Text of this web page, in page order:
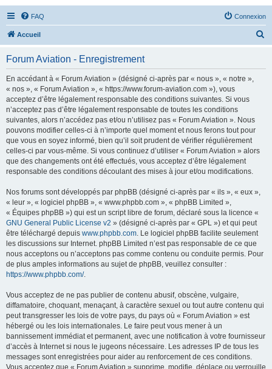
FAQ Connexion
Accueil
Forum Aviation - Enregistrement
En accédant à « Forum Aviation » (désigné ci-après par « nous », « notre »,
« nos », « Forum Aviation », « https://www.forum-aviation.com »), vous
acceptez d’être légalement responsable des conditions suivantes. Si vous
n’acceptez pas d’être légalement responsable de toutes les conditions
suivantes, alors n’accédez pas et/ou n’utilisez pas « Forum Aviation ». Nous
pouvons modifier celles-ci à n’importe quel moment et nous ferons tout pour
que vous en soyez informé, bien qu’il soit prudent de vérifier régulièrement
celles-ci par vous-même. Si vous continuez d’utiliser « Forum Aviation » alors
que des changements ont été effectués, vous acceptez d’être légalement
responsable des conditions découlant des mises à jour et/ou modifications.
Nos forums sont développés par phpBB (désigné ci-après par « ils », « eux »,
« leur », « logiciel phpBB », « www.phpbb.com », « phpBB Limited »,
« Équipes phpBB ») qui est un script libre de forum, déclaré sous la licence «
GNU General Public License v2 » (désigné ci-après par « GPL ») et qui peut
être téléchargé depuis www.phpbb.com. Le logiciel phpBB facilite seulement
les discussions sur Internet. phpBB Limited n’est pas responsable de ce que
nous acceptons ou n’acceptons pas comme contenu ou conduite permis. Pour
de plus amples informations au sujet de phpBB, veuillez consulter :
https://www.phpbb.com/.
Vous acceptez de ne pas publier de contenu abusif, obscène, vulgaire,
diffamatoire, choquant, menaçant, à caractère sexuel ou tout autre contenu qui
peut transgresser les lois de votre pays, du pays où « Forum Aviation » est
hébergé ou les lois internationales. Le faire peut vous mener à un
bannissement immédiat et permanent, avec une notification à votre fournisseur
d’accès à Internet si nous le jugeons nécessaire. Les adresses IP de tous les
messages sont enregistrées pour aider au renforcement de ces conditions.
Vous acceptez que « Forum Aviation » supprime, modifie, déplace ou verrouille